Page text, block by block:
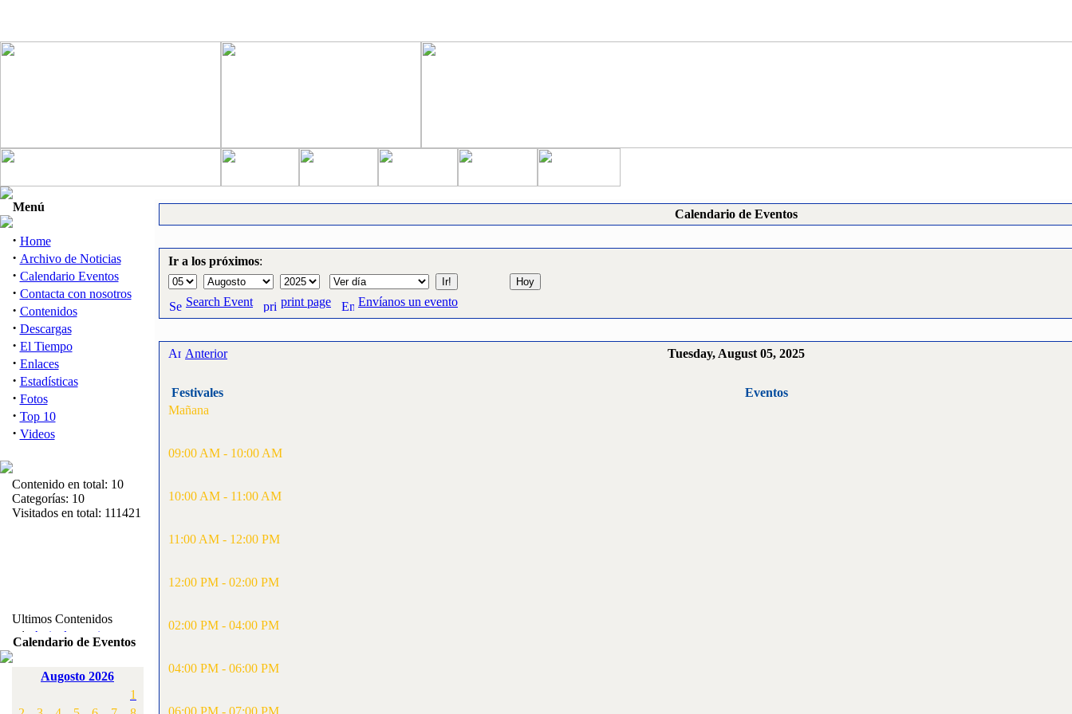
Menú
· Home
· Archivo de Noticias
· Calendario Eventos
· Contacta con nosotros
· Contenidos
· Descargas
· El Tiempo
· Enlaces
· Estadísticas
· Fotos
· Top 10
· Videos
Contenido en total: 10
Categorías: 10
Visitados en total: 111421
Ultimos Contenidos
1:
Articulos varios
[Visitas: 5716]
Campeonato de
[Visitas: 4139]
Calendario de Eventos
Augosto 2026
1
Calendario de Eventos
Ir a los próximos:
Search Event print page Envíanos un evento
Anterior Tuesday, August 05, 2025
Festivales
Mañana
09:00 AM - 10:00 AM
10:00 AM - 11:00 AM
11:00 AM - 12:00 PM
12:00 PM - 02:00 PM
02:00 PM - 04:00 PM
04:00 PM - 06:00 PM
06:00 PM - 07:00 PM
Eventos